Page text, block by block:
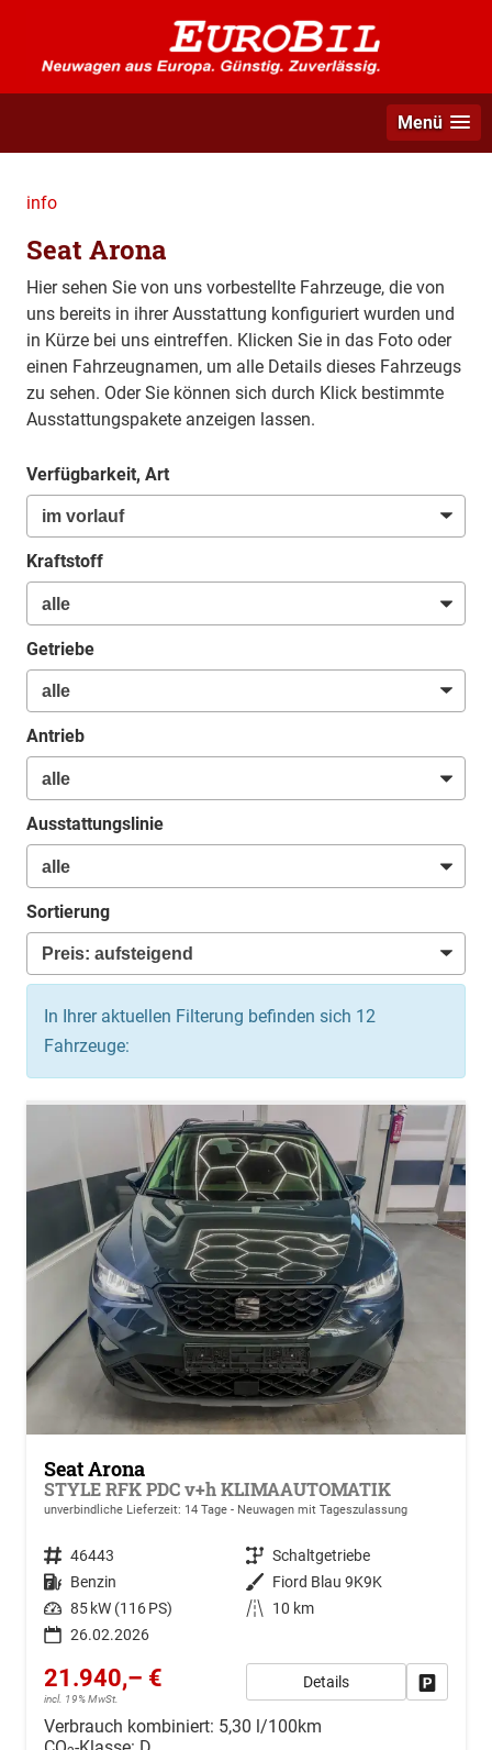
Menü
info
Seat Arona
Hier sehen Sie von uns vorbestellte Fahrzeuge, die von
uns bereits in ihrer Ausstattung konfiguriert wurden und
in Kürze bei uns eintreffen. Klicken Sie in das Foto oder
einen Fahrzeugnamen, um alle Details dieses Fahrzeugs
zu sehen. Oder Sie können sich durch Klick bestimmte
Ausstattungspakete anzeigen lassen.
Verfügbarkeit, Art
Kraftstoff
Getriebe
Antrieb
Ausstattungslinie
Sortierung
In Ihrer aktuellen Filterung befinden sich 12
Fahrzeuge:
Seat Arona
STYLE RFK PDC v+h KLIMAAUTOMATIK
unverbindliche Lieferzeit: 14 Tage Neuwagen mit Tageszulassung
Fahrzeugnr. 46443 Getriebe Schaltgetriebe
Kraftstoff Benzin Außenfarbe Fiord Blau 9K9K
Leistung 85 kW (116 PS) Kilometerstand
10 km
26.02.2026
21.940,– €
incl. 19% MwSt.
Details
Verbrauch kombiniert: 5,30 l/100km